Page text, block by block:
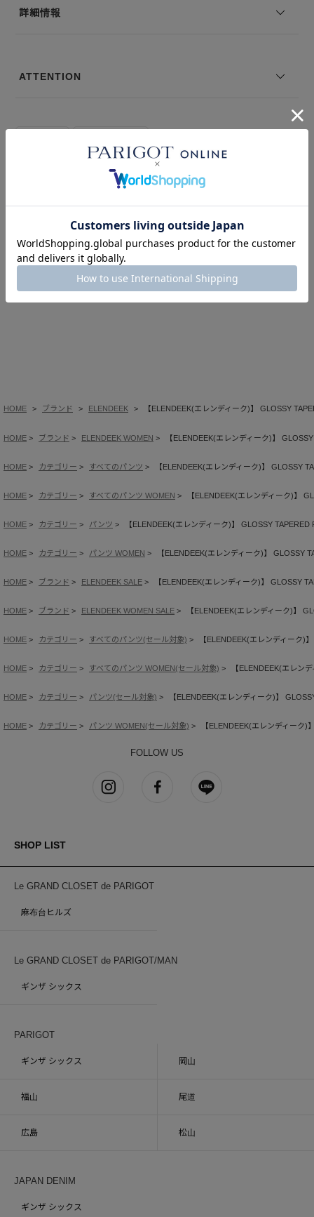
詳細情報
ATTENTION
このアイテムを見た人はこの商品もチェックしています
HOME ブランド ELENDEEK 【ELENDEEK(エレンディーク)】 GLOSSY
HOME ブランド ELENDEEK WOMEN 【ELENDEEK(エレンディーク)】
HOME カテゴリー すべてのパンツ 【ELENDEEK(エレンディーク)】 GLOSSY
HOME カテゴリー すべてのパンツ WOMEN 【ELENDEEK(エレンディーク)】
HOME カテゴリー パンツ 【ELENDEEK(エレンディーク)】 GLOSSY TAPERED
HOME カテゴリー パンツ WOMEN 【ELENDEEK(エレンディーク)】 GLOSSY
HOME ブランド ELENDEEK SALE 【ELENDEEK(エレンディーク)】 GLOSSY
HOME ブランド ELENDEEK WOMEN SALE 【ELENDEEK(エレンディーク)】
HOME カテゴリー すべてのパンツ(セール対象) 【ELENDEEK(エレンディーク)
HOME カテゴリー すべてのパンツ WOMEN(セール対象) 【ELENDEEK(エレン
HOME カテゴリー パンツ(セール対象) 【ELENDEEK(エレンディーク)】
HOME カテゴリー パンツ WOMEN(セール対象) 【ELENDEEK(エレンディーク)
FOLLOW US
SHOP LIST
Le GRAND CLOSET de PARIGOT
麻布台ヒルズ
Le GRAND CLOSET de PARIGOT/MAN
ギンザ シックス
PARIGOT
ギンザ シックス 岡山
福山 尾道
広島 松山
JAPAN DENIM
ギンザ シックス